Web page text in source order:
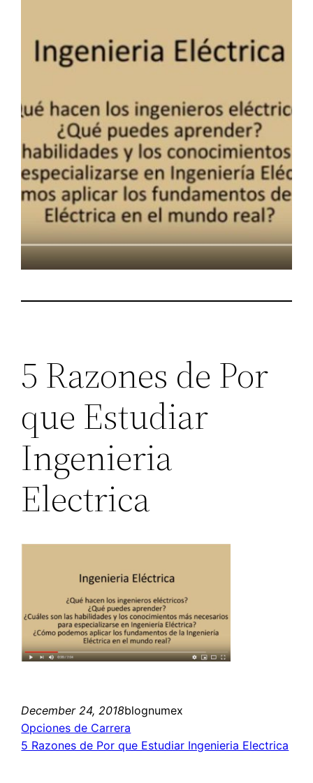
5 Razones de Por
que Estudiar
Ingenieria
Electrica
December 24, 2018blognumex
Opciones de Carrera
5 Razones de Por que Estudiar Ingenieria Electrica